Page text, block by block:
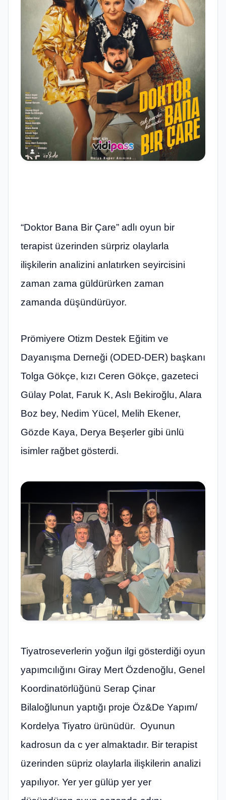
“Doktor Bana Bir Çare” adlı oyun bir
terapist üzerinden sürpriz olaylarla
ilişkilerin analizini anlatırken seyircisini
zaman zama güldürürken zaman
zamanda düşündürüyor.
Prömiyere Otizm Destek Eğitim ve
Dayanışma Derneği (ODED-DER) başkanı
Tolga Gökçe, kızı Ceren Gökçe, gazeteci
Gülay Polat, Faruk K, Aslı Bekiroğlu, Alara
Boz bey, Nedim Yücel, Melih Ekener,
Gözde Kaya, Derya Beşerler gibi ünlü
isimler rağbet gösterdi.
Tiyatroseverlerin yoğun ilgi gösterdiği oyun
yapımcılığını Giray Mert Özdenoğlu, Genel
Koordinatörlüğünü Serap Çinar
Bilaloğlunun yaptığı proje Öz&De Yapım/
Kordelya Tiyatro ürünüdür. Oyunun
kadrosun da c yer almaktadır. Bir terapist
üzerinden süpriz olaylarla ilişkilerin analizi
yapılıyor. Yer yer gülüp yer yer